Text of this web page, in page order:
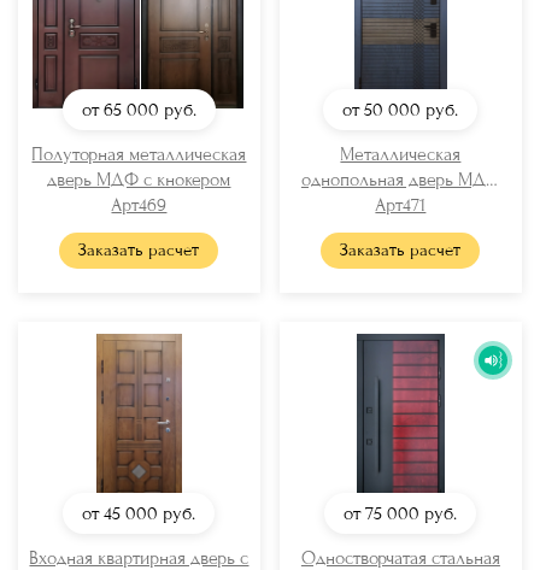
от 65 000 руб.
Полуторная металлическая
дверь МДФ с кнокером
Арт469
Заказать расчет
от 50 000 руб.
Металлическая
однопольная дверь МДФ
RAL
Арт471
Заказать расчет
от 45 000 руб.
Входная квартирная дверь с
от 75 000 руб.
Одностворчатая стальная